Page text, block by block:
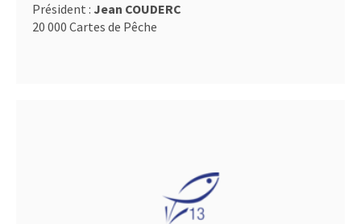
Président : Jean COUDERC
20 000 Cartes de Pêche